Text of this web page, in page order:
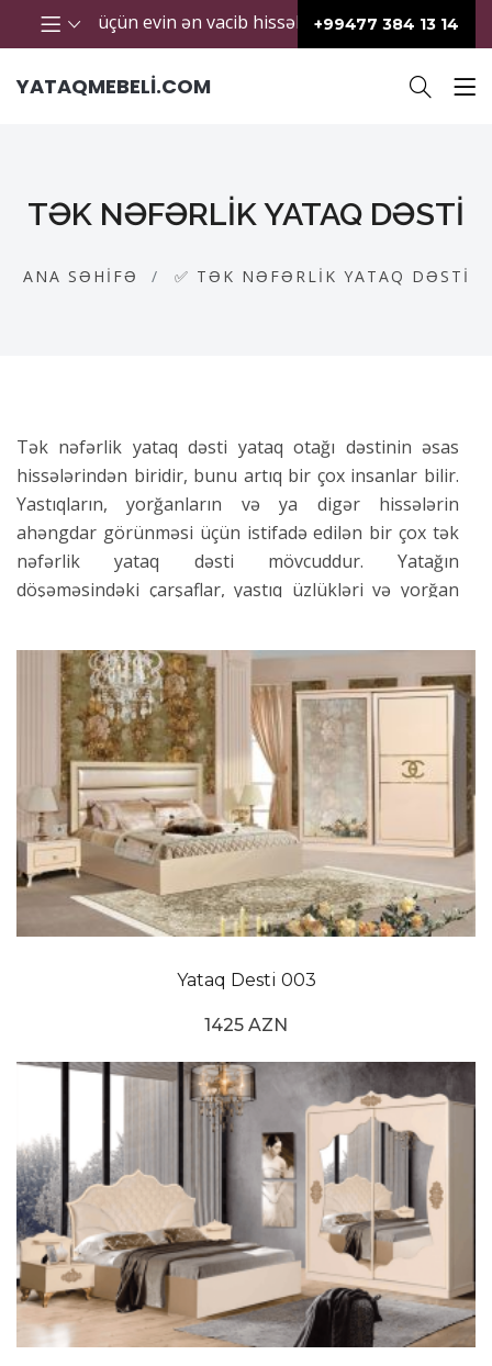
üçün evin ən vacib hissələrindən biridir. Keyfiyyətli
+99477 384 13 14
YATAQMEBELI.COM
TƏK NƏFƏRLIK YATAQ DƏSTI
ANA SƏHIFƏ ✅ TƏK NƏFƏRLIK YATAQ DƏSTI
Tək nəfərlik yataq dəsti yataq otağı dəstinin əsas
hissələrindən biridir, bunu artıq bir çox insanlar bilir.
Yastıqların, yorğanların və ya digər hissələrin
ahəngdar görünməsi üçün istifadə edilən bir çox tək
nəfərlik yataq dəsti mövcuddur. Yatağın
döşəməsindəki çarşaflar, yastıq üzlükləri və yorğan
rəngdə olur. Xüsusilə tək və tək ağ yorğan dəsti üçün
qara yorğan dəsti rənglərinə görə bir çox insan
tərəfindən seçilir. Bu seçimin ən böyük səbəbi qara və
ağ rənglərin demək olar ki, bütün rənglərlə
uyğunlaşması və estetik bir görünüş ortaya
çıxarmasıdır. Bundan əlavə, boz rəngli yorğan dəsti
tək nəfərlik modeli də zamanla populyarlıq qazanmağı
bacarıb və son zamanların ən populyar dəstləri
sırasındadır.
Hansı Tek neferlik yataq desti
Yataq örtüyü dəstləri modelləri bir çox fərqli
Bu fərqlər; Rəng, parça toxuması, model və ya naxış
kimi xüsusiyyətlərə görə təyin edilə bilər. Naxışlı
yorğan örtüyü dəstləri arasında: Flamingo yorğan
örtüyü dəsti tək nəfərlik modeli dizaynı sayəsində ilk
baxışda diqqəti cəlb edə bilir. Tək kaktuslu yorğan
örtüyü modeli isə təbiətlə təmasda olmağı sevən
istifadəçilər üçün nəzərdə tutulmuş məhsuldur. Bu
məhsullar tək yorğan örtüyü modelləri arasında olsa
da, istifadəçilərə estetik görünüş qazandırmağı
bacaran məhsullar arasındadır.
Yataq Desti 003
1425 AZN